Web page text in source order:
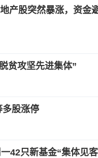
产股突然暴涨，资金
贫攻坚先进集体”
股涨停
42只新基金“集体见客